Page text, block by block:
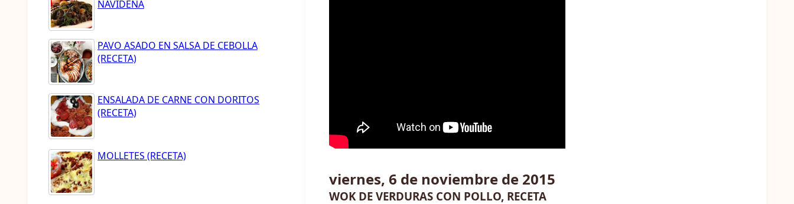
NAVIDEÑA
PAVO ASADO EN SALSA DE CEBOLLA
(RECETA)
ENSALADA DE CARNE CON DORITOS
(RECETA)
MOLLETES (RECETA)
viernes, 6 de noviembre de 2015
WOK DE VERDURAS CON POLLO, RECETA